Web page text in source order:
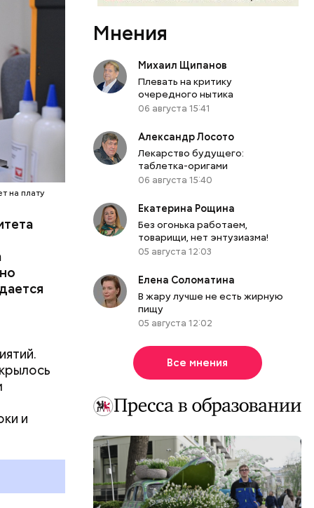
на плату
и
по
Мнения
Михаил Щипанов
Плевать на критику
очередного нытика
06 августа 15:41
Александр Лосото
Лекарство будущего:
таблетка-оригами
06 августа 15:40
Екатерина Рощина
Без огонька работаем,
товарищи, нет энтузиазма!
05 августа 12:03
Елена Соломатина
В жару лучше не есть жирную
пищу
05 августа 12:02
Все мнения